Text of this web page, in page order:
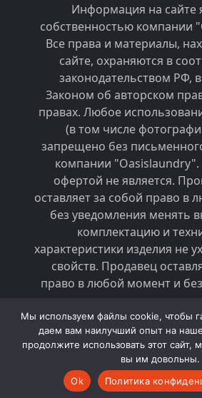
Информация на сайте
собственностью компании
Все права и материалы,
сайте, охраняются в
законодательством РФ,
Законом об авторском
правах. Любое
(в том числе
запрещено без
компании
офертой не является.
оставляет за собой право в
без уведомления менять
комплектацию и
характеристики изделия не
свойств. Продавец
право в любой момент и
2026 © Оборудование для
химчисток -
Мы используем файлы cookie, чтобы
даем вам наилучший опыт на
продолжите использовать этот сайт,
вы им довольны.
Ok
Политика